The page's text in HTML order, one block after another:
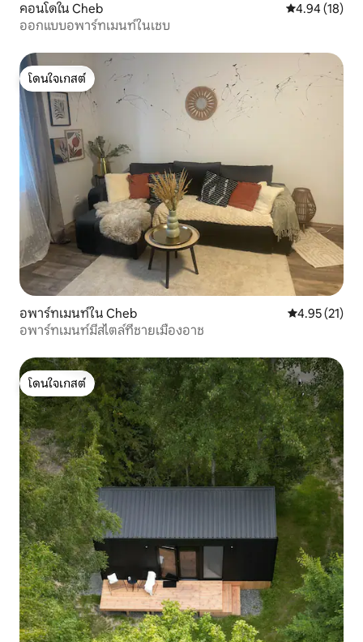
คอนโดใน Cheb คะแนนเฉลี่ย
4.94 (18)
ออกแบบอพาร์ทเมนท์ในเชบ
โดนใจเกสต์
โดนใจเกสต์
อพาร์ทเมนท์ใน Cheb คะแนนเฉลี่ย
4.95 (21)
อพาร์ทเมนท์มีสไตล์ที่ชายเมืองอาช
โดนใจเกสต์
โดนใจเกสต์